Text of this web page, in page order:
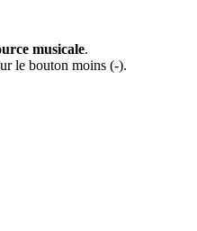
musicale.
le bouton moins (-).